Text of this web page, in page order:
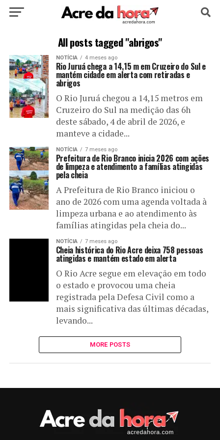
POLÍTICA CULTURA ESPORTE
EDUCAÇÃO NOTÍCIA MUNDO
All posts tagged "abrigos"
NOTÍCIA 4 meses ago
Rio Juruá chega a 14,15 m em Cruzeiro do Sul e
mantém cidade em alerta com retiradas e
abrigos
O Rio Juruá chegou a 14,15 metros em
Cruzeiro do Sul na medição das 6h
deste sábado, 4 de abril de 2026, e
manteve a cidade...
NOTÍCIA 7 meses ago
Prefeitura de Rio Branco inicia 2026 com ações
de limpeza e atendimento a famílias atingidas
pela cheia
A Prefeitura de Rio Branco iniciou o
ano de 2026 com uma agenda voltada à
limpeza urbana e ao atendimento às
famílias atingidas pela cheia do...
NOTÍCIA 7 meses ago
Cheia histórica do Rio Acre deixa 758 pessoas
atingidas e mantém estado em alerta
O Rio Acre segue em elevação em todo
o estado e provocou uma cheia
registrada pela Defesa Civil como a
mais significativa das últimas décadas,
levando...
MORE POSTS